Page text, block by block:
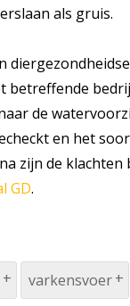
als gruis.
betreffende
de
en het
zijn de
GD.
varkensvoer